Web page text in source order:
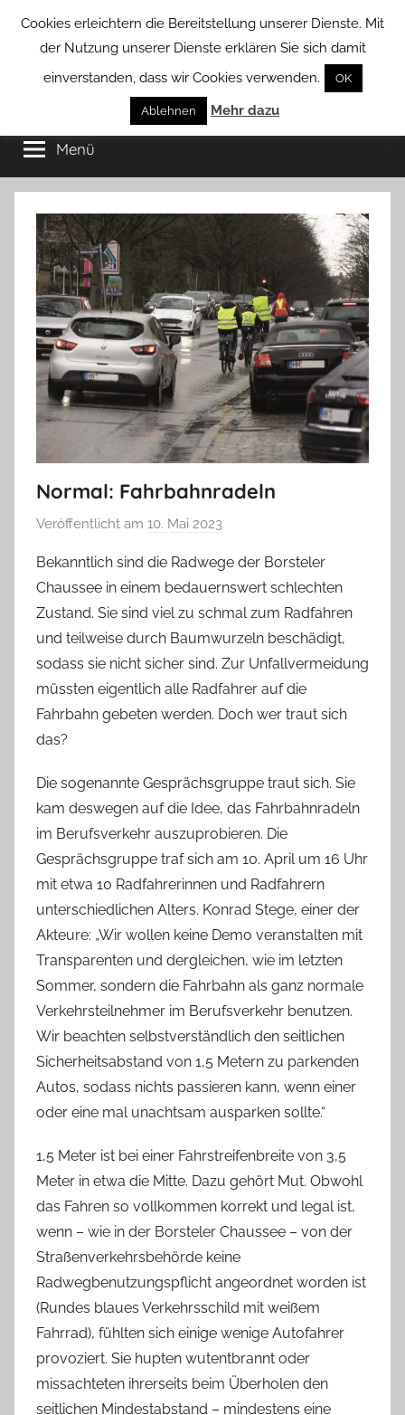
Borstel
von
Groß
Borstel
Menü
Normal: Fahrbahnradeln
Veröffentlicht am 10. Mai 2023
n
T
a
b
e
a
B
n
a
s
c
Bekanntlich sind die Radwege der Borsteler
Chaussee in einem bedauernswert schlechten
Zustand. Sie sind viel zu schmal zum Radfahren
und teilweise durch Baumwurzeln beschädigt,
sodass sie nicht sicher sind. Zur Unfallvermeidung
müssten eigentlich alle Radfahrer auf die
Fahrbahn gebeten werden. Doch wer traut sich
das?
Die sogenannte Gesprächsgruppe traut sich. Sie
kam deswegen auf die Idee, das Fahrbahnradeln
im Berufsverkehr auszuprobieren. Die
Gesprächsgruppe traf sich am 10. April um 16 Uhr
mit etwa 10 Radfahrerinnen und Radfahrern
unterschiedlichen Alters. Konrad Stege, einer der
Akteure: „Wir wollen keine Demo veranstalten mit
Transparenten und dergleichen, wie im letzten
Sommer, sondern die Fahrbahn als ganz normale
Verkehrsteilnehmer im Berufsverkehr benutzen.
Wir beachten selbstverständlich den seitlichen
Sicherheitsabstand von 1,5 Metern zu parkenden
Autos, sodass nichts passieren kann, wenn einer
oder eine mal unachtsam ausparken sollte.“
1,5 Meter ist bei einer Fahrstreifenbreite von 3,5
Meter in etwa die Mitte. Dazu gehört Mut. Obwohl
das Fahren so vollkommen korrekt und legal ist,
wenn – wie in der Borsteler Chaussee – von der
Straßenverkehrsbehörde keine
Radwegbenutzungspflicht angeordnet worden ist
(Rundes blaues Verkehrsschild mit weißem
Fahrrad), fühlten sich einige wenige Autofahrer
provoziert. Sie hupten wutentbrannt oder
missachteten ihrerseits beim Überholen den
seitlichen Mindestabstand – mindestens eine
Cookies erleichtern die Bereitstellung unserer Dienste. Mit
der Nutzung unserer Dienste erklären Sie sich damit
einverstanden, dass wir Cookies verwenden.
OK
Ablehnen Mehr dazu